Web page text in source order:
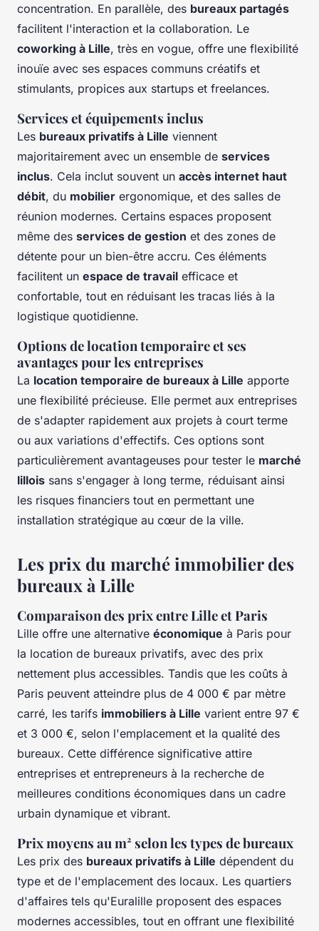
concentration. En parallèle, des bureaux partagés
facilitent l'interaction et la collaboration. Le
coworking à Lille, très en vogue, offre une flexibilité
inouïe avec ses espaces communs créatifs et
stimulants, propices aux startups et freelances.
Services et équipements inclus
Les bureaux privatifs à Lille viennent
majoritairement avec un ensemble de services
inclus. Cela inclut souvent un accès internet haut
débit, du mobilier ergonomique, et des salles de
réunion modernes. Certains espaces proposent
même des services de gestion et des zones de
détente pour un bien-être accru. Ces éléments
facilitent un espace de travail efficace et
confortable, tout en réduisant les tracas liés à la
logistique quotidienne.
Options de location temporaire et ses
avantages pour les entreprises
La location temporaire de bureaux à Lille apporte
une flexibilité précieuse. Elle permet aux entreprises
de s'adapter rapidement aux projets à court terme
ou aux variations d'effectifs. Ces options sont
particulièrement avantageuses pour tester le marché
lillois sans s'engager à long terme, réduisant ainsi
les risques financiers tout en permettant une
installation stratégique au cœur de la ville.
Les prix du marché immobilier des
bureaux à Lille
Comparaison des prix entre Lille et Paris
Lille offre une alternative économique à Paris pour
la location de bureaux privatifs, avec des prix
nettement plus accessibles. Tandis que les coûts à
Paris peuvent atteindre plus de 4 000 € par mètre
carré, les tarifs immobiliers à Lille varient entre 97 €
et 3 000 €, selon l'emplacement et la qualité des
bureaux. Cette différence significative attire
entreprises et entrepreneurs à la recherche de
meilleures conditions économiques dans un cadre
urbain dynamique et vibrant.
Prix moyens au m² selon les types de bureaux
Les prix des bureaux privatifs à Lille dépendent du
type et de l'emplacement des locaux. Les quartiers
d'affaires tels qu'Euralille proposent des espaces
modernes accessibles, tout en offrant une flexibilité